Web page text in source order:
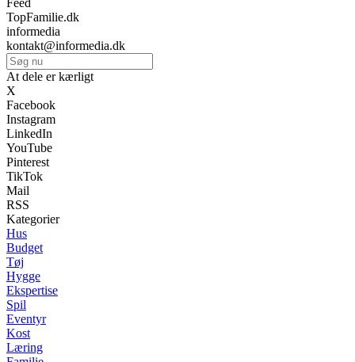
Feed
TopFamilie.dk
informedia
kontakt@informedia.dk
At dele er kærligt
X
Facebook
Instagram
LinkedIn
YouTube
Pinterest
TikTok
Mail
RSS
Kategorier
Hus
Budget
Tøj
Hygge
Ekspertise
Spil
Eventyr
Kost
Læring